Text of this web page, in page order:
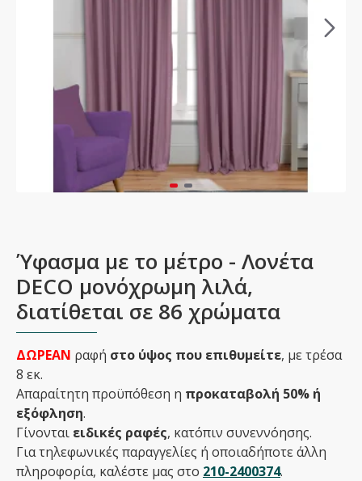
Ύφασμα με το μέτρο - Λονέτα
DECO μονόχρωμη λιλά,
διατίθεται σε 86 χρώματα
ΔΩΡΕΑΝ ραφή στο ύψος που επιθυμείτε, με τρέσα
8 εκ.
Απαραίτητη προϋπόθεση η προκαταβολή 50% ή
εξόφληση.
Γίνονται ειδικές ραφές, κατόπιν συνεννόησης.
Για τηλεφωνικές παραγγελίες ή οποιαδήποτε άλλη
πληροφορία, καλέστε μας στο 210-2400374.